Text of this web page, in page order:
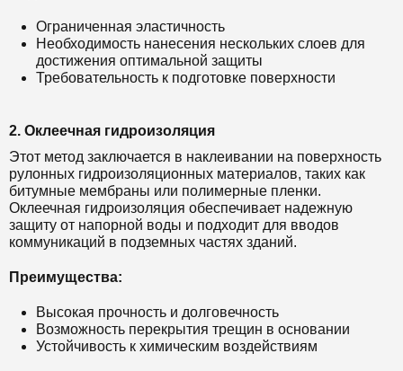
Ограниченная эластичность
Необходимость нанесения нескольких слоев для
достижения оптимальной защиты
Требовательность к подготовке поверхности
2. Оклеечная гидроизоляция
Этот метод заключается в наклеивании на поверхность
рулонных гидроизоляционных материалов, таких как
битумные мембраны или полимерные пленки.
Оклеечная гидроизоляция обеспечивает надежную
защиту от напорной воды и подходит для вводов
коммуникаций в подземных частях зданий.
Преимущества:
Высокая прочность и долговечность
Возможность перекрытия трещин в основании
Устойчивость к химическим воздействиям